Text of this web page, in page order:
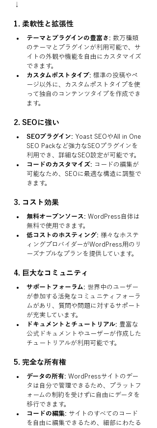
1. 柔軟性と拡張性
テーマとプラグインの豊富さ: 数万種類
のテーマとプラグインが利用可能で、サ
イトの外観や機能を自由にカスタマイズ
できます。
カスタムポストタイプ: 標準の投稿やペ
ージ以外に、カスタムポストタイプを使
って独自のコンテンツタイプを作成でき
ます。
2. SEOに強い
SEOプラグイン: Yoast SEOやAll in One
SEO Packなど強力なSEOプラグインを
利用でき、詳細なSEO設定が可能です。
コードのカスタマイズ: コードの編集が
可能なため、SEOに最適な構造に調整で
きます。
3. コスト効果
無料オープンソース: WordPress自体は
無料で使用できます。
低コストのホスティング: 様々なホステ
ィングプロバイダーがWordPress用のリ
ーズナブルなプランを提供しています。
4. 巨大なコミュニティ
サポートフォーラム: 世界中のユーザー
が参加する活発なコミュニティフォーラ
ムがあり、質問や問題に対するサポート
が充実しています。
ドキュメントとチュートリアル: 豊富な
公式ドキュメントやユーザーが作成した
チュートリアルが利用可能です。
5. 完全な所有権
データの所有: WordPressサイトのデー
タは自分で管理できるため、プラットフ
ォームの制約を受けずに自由にデータを
移行できます。
コードの編集: サイトのすべてのコード
を自由に編集できるため、細部にわたる